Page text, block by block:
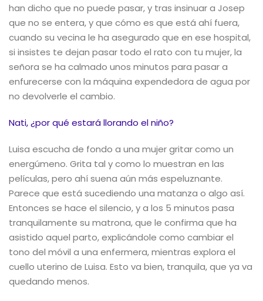
han dicho que no puede pasar, y tras insinuar a Josep
que no se entera, y que cómo es que está ahí fuera,
cuando su vecina le ha asegurado que en ese hospital,
si insistes te dejan pasar todo el rato con tu mujer, la
señora se ha calmado unos minutos para pasar a
enfurecerse con la máquina expendedora de agua por
no devolverle el cambio.
Nati, ¿por qué estará llorando el niño?
Luisa escucha de fondo a una mujer gritar como un
energúmeno. Grita tal y como lo muestran en las
películas, pero ahí suena aún más espeluznante.
Parece que está sucediendo una matanza o algo así.
Entonces se hace el silencio, y a los 5 minutos pasa
tranquilamente su matrona, que le confirma que ha
asistido aquel parto, explicándole como cambiar el
tono del móvil a una enfermera, mientras explora el
cuello uterino de Luisa. Esto va bien, tranquila, que ya va
quedando menos.